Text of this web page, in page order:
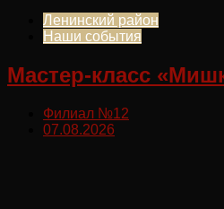
Ленинский район
Наши события
Мастер-класс
Филиал №12
07.08.2026